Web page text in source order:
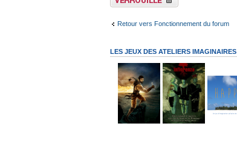
Retour vers Fonctionnement du forum
LES JEUX DES ATELIERS IMAGINAIRES